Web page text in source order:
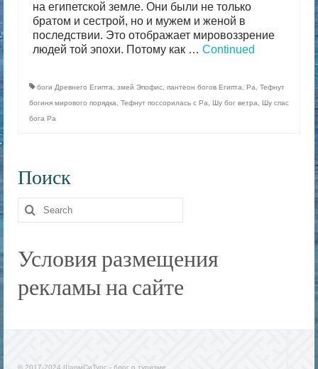
на египетской земле. Они были не только
братом и сестрой, но и мужем и женой в
последствии. Это отображает мировоззрение
людей той эпохи. Потому как … Continued
боги Древнего Египта змей Эпофис пантеон богов Египта Ра
Тефнут
богиня мирового порядка
Тефнут поссорилась с Ра Шу бог ветра
Шу спас
бога Ра
Поиск
Search
for:
Условия размещения
рекламы на сайте
© 2017-2024 ШармСиТурс - блог о туризме